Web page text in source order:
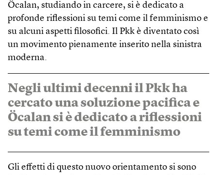
Öcalan, studiando in carcere, si è dedicato a
profonde riflessioni su temi come il femminismo e
su alcuni aspetti filosofici. Il Pkk è diventato così
un movimento pienamente inserito nella sinistra
moderna.
Negli ultimi decenni il Pkk ha
cercato una soluzione pacifica e
Öcalan si è dedicato a riflessioni
su temi come il femminismo
Gli effetti di questo nuovo orientamento si sono